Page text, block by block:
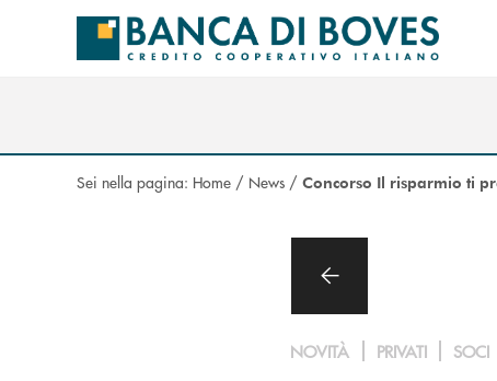
Salta al contenuto principale
Sei nella pagina: Home / News / Concorso Il risparmio ti
NOVITÀ PRIVATI SOCI